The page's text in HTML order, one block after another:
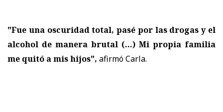
"Fue una oscuridad total, pasé por las drogas y el
alcohol de manera brutal (...) Mi propia familia
me quitó a mis hijos", afirmó Carla.